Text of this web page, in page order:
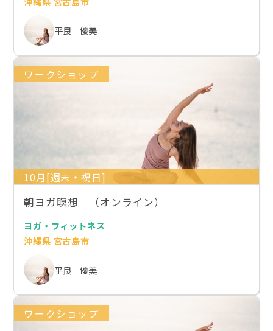
平良 優美
ワークショップ
10月[週末・祝日]
朝ヨガ瞑想 （オンライン）
ヨガ・フィットネス
沖縄県 宮古島市
平良 優美
ワークショップ